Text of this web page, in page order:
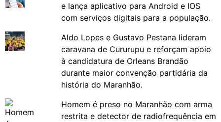
e lança aplicativo para Android e IOS
com serviços digitais para a população.
Aldo Lopes e Gustavo Pestana lideram
caravana de Cururupu e reforçam apoio
à candidatura de Orleans Brandão
durante maior convenção partidária da
história do Maranhão.
Homem é preso no Maranhão com arma
restrita e detector de radiofrequência em